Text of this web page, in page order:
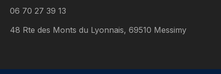
06 70 27 39 13
48 Rte des Monts du Lyonnais, 69510 Messimy